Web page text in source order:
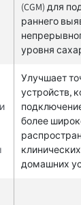
(CGM) для
раннего
уровня
Улучшает
устройств,
более
домашних